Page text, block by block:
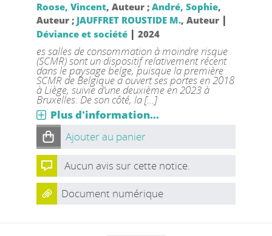
Roose, Vincent, Auteur ; André, Sophie,
Auteur ; JAUFFRET ROUSTIDE M., Auteur |
Déviance et société| 2024
es salles de consommation à moindre risque
(SCMR) sont un dispositif relativement récent
dans le paysage belge, puisque la première
SCMR de Belgique a ouvert ses portes en 2018
à Liège, suivie d’une deuxième en 2023 à
Bruxelles. De son côté, la [...]
Plus d'information...
Ajouter au panier
Aucun avis sur cette notice.
Document numérique